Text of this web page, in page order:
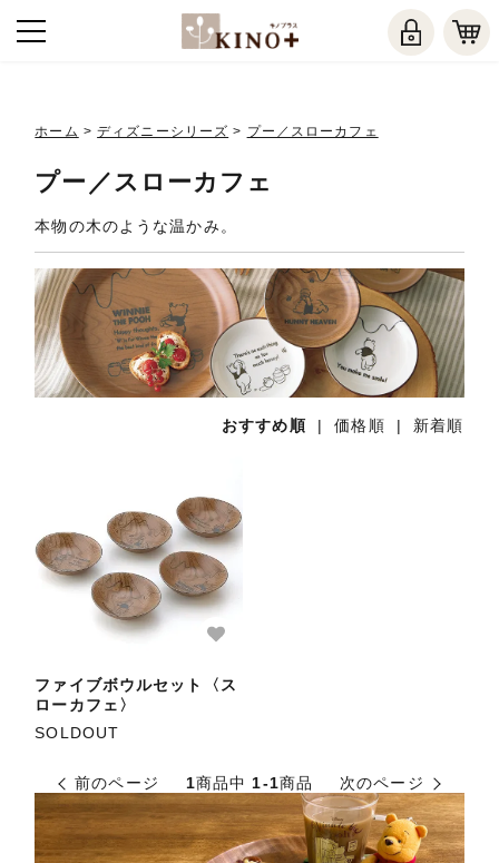
ホーム >ディズニーシリーズ > プー／スローカフェ
プー／スローカフェ
本物の木のような温かみ。
おすすめ順|価格順 | 新着順
ファイブボウルセット〈ス
ローカフェ〉
SOLDOUT
前のページ 1商品中 1-1商品 次のページ